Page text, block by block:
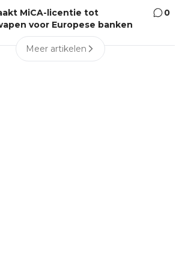
MiCA-licentie tot
voor Europese banken
0
Meer artikelen